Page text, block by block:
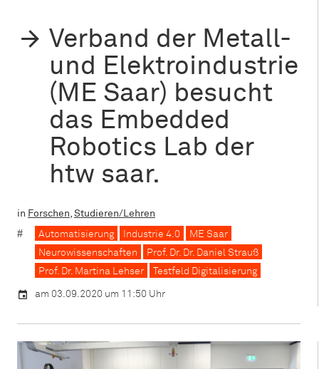
Verband der Metall-
und Elektroindustrie
(ME Saar) besucht
das Embedded
Robotics Lab der
htw saar.
in Forschen Studieren/Lehren
Automatisierung Industrie 4.0
ME Saar
Neurowissenschaften
Prof. Dr. Dr. Daniel Strauß
Prof. Dr. Martina Lehser
Testfeld Digitalisierung
am 03.09.2020 um 11:50 Uhr